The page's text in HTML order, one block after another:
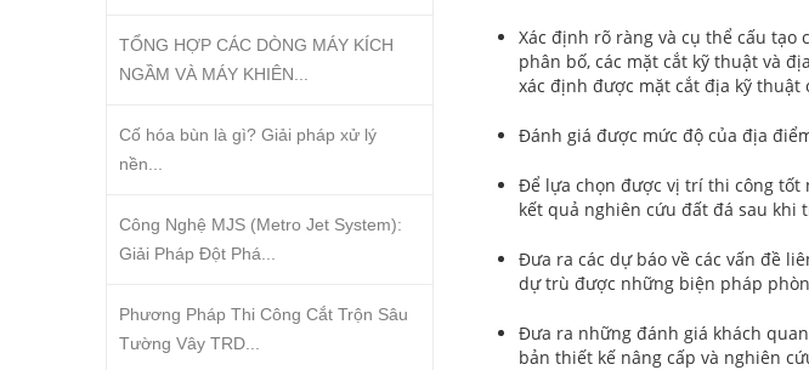
TỔNG HỢP CÁC DÒNG MÁY KÍCH
NGẦM VÀ MÁY KHIÊN...
Cố hóa bùn là gì? Giải pháp xử lý
nền...
Công Nghệ MJS (Metro Jet System):
Giải Pháp Đột Phá...
Phương Pháp Thi Công Cắt Trộn Sâu
Tường Vây TRD...
Xác định rõ ràng và cụ thể cấu
phân bố, các mặt cắt kỹ thuật và
xác định được mặt cắt địa kỹ thuật
Đánh giá được mức độ của địa
Để lựa chọn được vị trí thi công tốt
kết quả nghiên cứu đất đá sau khi
Đưa ra các dự báo về các vấn đề
dự trù được những biện pháp
Đưa ra những đánh giá khách
bản thiết kế nâng cấp và nghiên